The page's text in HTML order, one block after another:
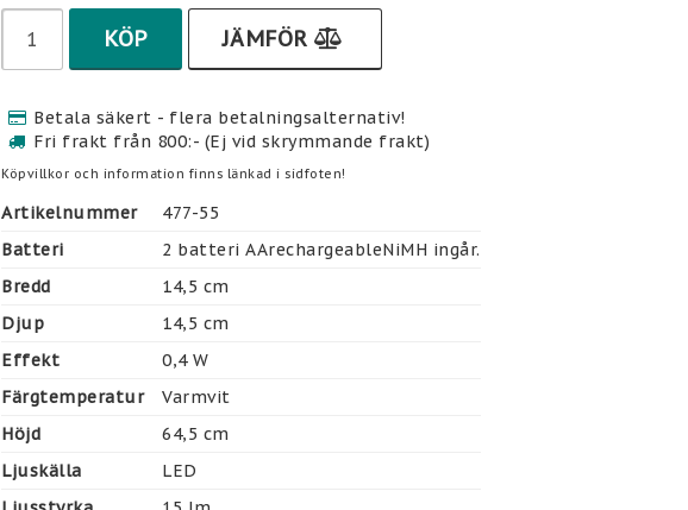
KÖP JÄMFÖR
Betala säkert - flera betalningsalternativ!
Fri frakt från 800:- (Ej vid skrymmande frakt)
Köpvillkor och information finns länkad i sidfoten!
Artikelnummer
477-55
Batteri
2 batteri AArechargeableNiMH ingår.
Bredd
14,5 cm
Djup
14,5 cm
Effekt
0,4 W
Färgtemperatur
Varmvit
Höjd
64,5 cm
Ljuskälla
LED